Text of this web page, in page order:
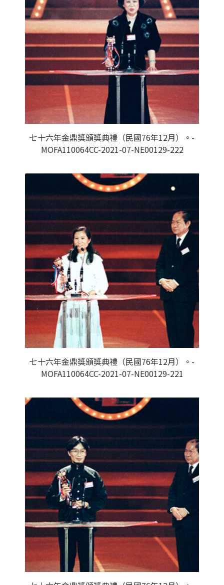
七十六年金鼎獎頒獎典禮（民國76年12月）。-
MOFA110064CC-2021-07-NE00129-222
七十六年金鼎獎頒獎典禮（民國76年12月）。-
MOFA110064CC-2021-07-NE00129-221